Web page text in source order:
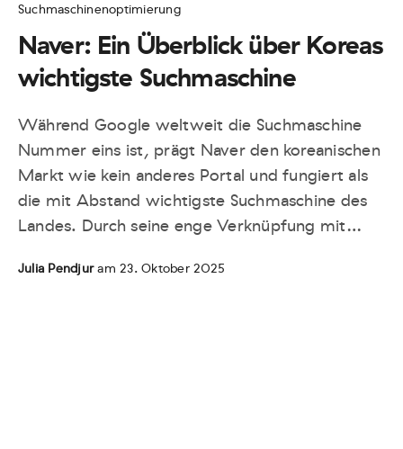
Suchmaschinenoptimierung
Naver: Ein Überblick über Koreas
wichtigste Suchmaschine
Während Google weltweit die Suchmaschine
Nummer eins ist, prägt Naver den koreanischen
Markt wie kein anderes Portal und fungiert als
die mit Abstand wichtigste Suchmaschine des
Landes. Durch seine enge Verknüpfung mit…
Julia Pendjuram 23. Oktober 2025